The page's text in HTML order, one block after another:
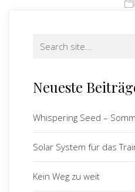
for:
Neueste
Whispering Seed –
Solar System für das
Kein Weg zu weit